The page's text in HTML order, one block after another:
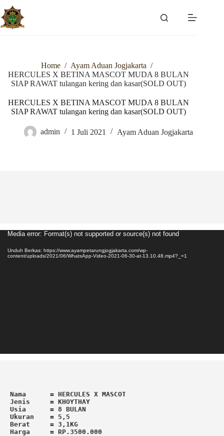
Skip
to
content
Home / Ayam Aduan Jogjakarta /
HERCULES X BETINA MASCOT MUDA 8 BULAN
SIAP RAWAT tulangan kering dan kasar(SOLD OUT)
HERCULES X BETINA MASCOT MUDA 8 BULAN
SIAP RAWAT tulangan kering dan kasar(SOLD OUT)
admin 1 Juli 2021 Ayam Aduan Jogjakarta
Pemutar
Media error: Format(s) not supported or source(s) not found
Unduh Berkas: https://www.ayampetarungjogjakarta.com/wp-
content/uploads/2021/06/WhatsApp-Video-2021-06-30-at-13.10.48.mp4?_=1
Nama      = HERCULES X MASCOT
Jenis     = KHOYTHAY
Usia      = 8 BULAN
Ukuran    = 5,5
Berat     = 3,1KG
Harga     = RP.3500.000